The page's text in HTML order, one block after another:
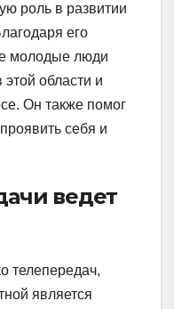
роль в развитии
его
молодые люди
области и
Он также помог
себя и
ведет
телепередач,
является